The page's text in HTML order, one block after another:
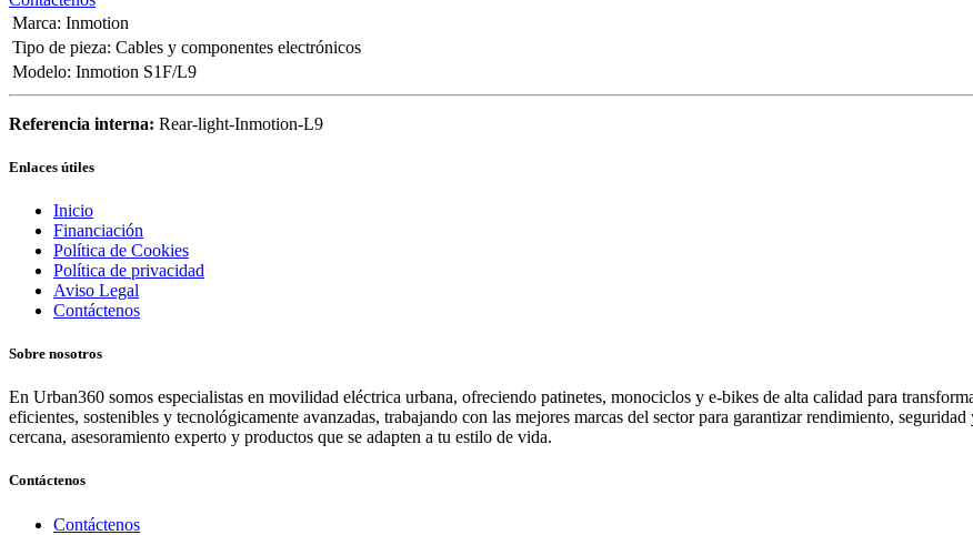
Marca: Inmotion
Tipo de pieza: Cables y componentes electrónicos
Modelo: Inmotion S1F/L9
Referencia interna: Rear-light-Inmotion-L9
Enlaces útiles
Inicio
Financiación
Política de Cookies
Política de privacidad
Aviso Legal
Contáctenos
Sobre nosotros
En Urban360 somos especialistas en movilidad eléctrica urbana, ofreciendo patinetes, monociclos y e-bikes de alta calidad para
eficientes, sostenibles y tecnológicamente avanzadas, trabajando con las mejores marcas del sector para garantizar rendimiento,
cercana, asesoramiento experto y productos que se adapten a tu estilo de vida.
Contáctenos
Contáctenos